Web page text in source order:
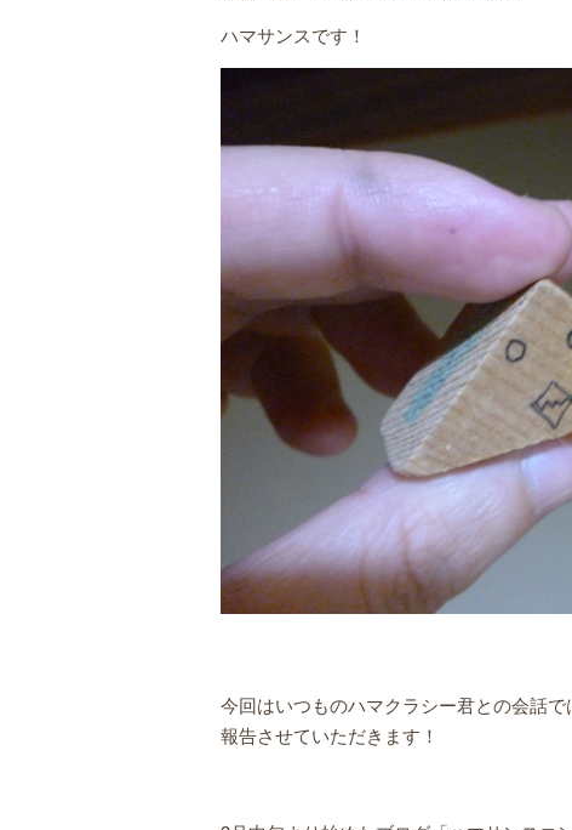
ハマサンスです！
今回はいつものハマクラシー君との会話
報告させていただきます！